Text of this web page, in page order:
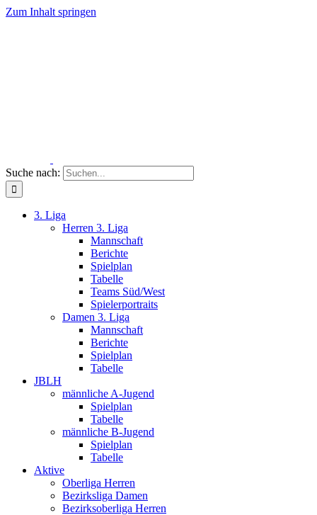
Zum Inhalt springen
Suche nach:
3. Liga
Herren 3. Liga
Mannschaft
Berichte
Spielplan
Tabelle
Teams Süd/West
Spielerportraits
Damen 3. Liga
Mannschaft
Berichte
Spielplan
Tabelle
JBLH
männliche A-Jugend
Spielplan
Tabelle
männliche B-Jugend
Spielplan
Tabelle
Aktive
Oberliga Herren
Bezirksliga Damen
Bezirksoberliga Herren